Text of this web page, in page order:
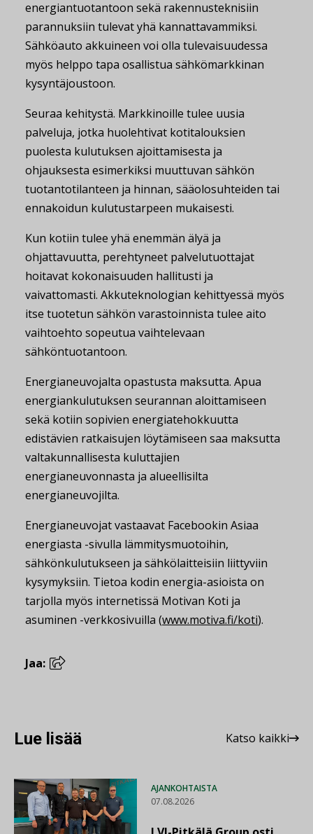
energiantuotantoon sekä rakennusteknisiin
parannuksiin tulevat yhä kannattavammiksi.
Sähköauto akkuineen voi olla tulevaisuudessa
myös helppo tapa osallistua sähkömarkkinan
kysyntäjoustoon.
Seuraa kehitystä. Markkinoille tulee uusia
palveluja, jotka huolehtivat kotitalouksien
puolesta kulutuksen ajoittamisesta ja
ohjauksesta esimerkiksi muuttuvan sähkön
tuotantotilanteen ja hinnan, sääolosuhteiden tai
ennakoidun kulutustarpeen mukaisesti.
Kun kotiin tulee yhä enemmän älyä ja
ohjattavuutta, perehtyneet palvelutuottajat
hoitavat kokonaisuuden hallitusti ja
vaivattomasti. Akkuteknologian kehittyessä myös
itse tuotetun sähkön varastoinnista tulee aito
vaihtoehto sopeutua vaihtelevaan
sähköntuotantoon.
Energianeuvojalta opastusta maksutta. Apua
energiankulutuksen seurannan aloittamiseen
sekä kotiin sopivien energiatehokkuutta
edistävien ratkaisujen löytämiseen saa maksutta
valtakunnallisesta kuluttajien
energianeuvonnasta ja alueellisilta
energianeuvojilta.
Energianeuvojat vastaavat Facebookin Asiaa
energiasta -sivulla lämmitysmuotoihin,
sähkönkulutukseen ja sähkölaitteisiin liittyviin
kysymyksiin. Tietoa kodin energia-asioista on
tarjolla myös internetissä Motivan Koti ja
asuminen -verkkosivuilla (www.motiva.fi/koti).
Jaa:
Lue lisää Katso kaikki
AJANKOHTAISTA
07.08.2026